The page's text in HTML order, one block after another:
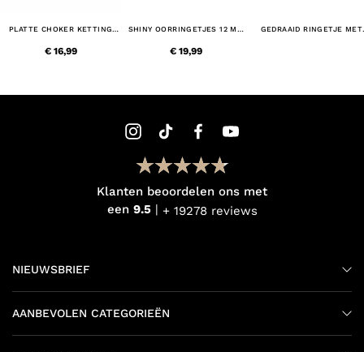
PLATTE CHOKER KETTING
€ 16,99
SHINY OORRINGETJES 12 MM
€ 19,99
GEDRAAID RINGETJE MET
Klanten beoordelen ons met
een 9.5 + 19278 reviews
NIEUWSBRIEF
AANBEVOLEN CATEGORIEËN